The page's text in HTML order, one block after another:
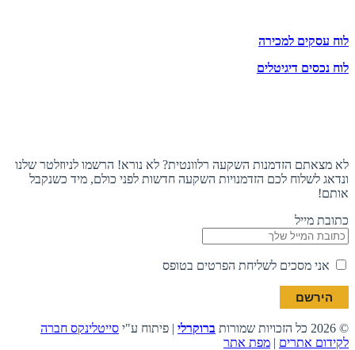
לוח עסקים למכירה
לוח נכסים דיגיטלים
לא מצאתם הזדמנות השקעה רלוונטית? לא נורא! הרשמו לניוזלטר שלנו
ונדאג לשלוח לכם הזדמנויות השקעה חדשות לפני כולם, מיד כשנקבל
אותם!
כתובת מייל
אני מסכים לשליחת הפרטים בטופס
© 2026 כל הזכויות שמורות ברוקרלי | פיתוח ע"י סייטלינקס חברה
לקידום אתרים | מפת אתר